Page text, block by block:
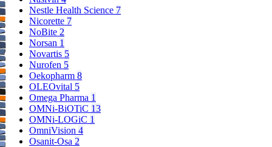
Nestle Health Science 7
Nicorette 7
NoBite 2
Norsan 1
Novartis 5
Nurofen 5
Oekopharm 8
OLEOvital 5
Omega Pharma 1
OMNi-BiOTiC 13
OMNi-LOGiC 1
OmniVision 4
Osanit-Osa 2